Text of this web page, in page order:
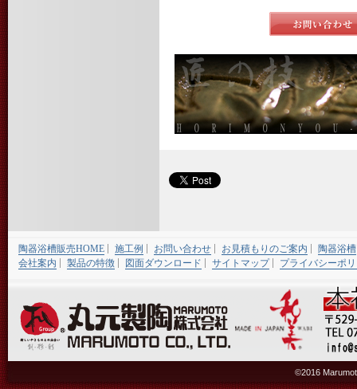
陶器浴槽販売HOME 施工例 お問い合わせ お見積もりのご案内
陶器浴槽
会社案内
製品の特徴 図面ダウンロード サイトマップ プライバシーポ
©2016